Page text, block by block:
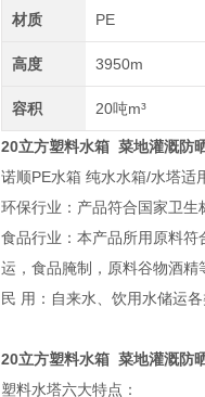
材质 PE
高度 3950m
容积 20吨m³
20立方塑料水箱 菜地灌溉防
诺顺PE水箱 纯水水箱/水塔适
环保行业：产品符合国家卫生
食品行业：本产品所用原料
运，食品腌制，原料谷物酒精
民 用：自来水、饮用水储运
20立方塑料水箱 菜地灌溉防
塑料水塔六大特点：